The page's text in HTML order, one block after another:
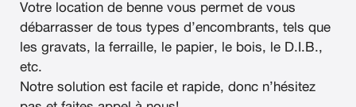
Votre location de benne vous permet de vous
débarrasser de tous types d’encombrants, tels que
les gravats, la ferraille, le papier, le bois, le D.I.B.,
etc.
Notre solution est facile et rapide, donc n’hésitez